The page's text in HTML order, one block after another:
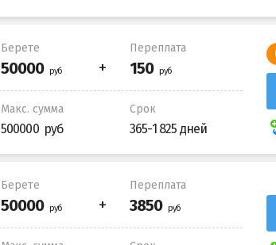
Берете Переплата
Макс. сумма
500000
Срок
365-1 825 дней
Берете Переплата